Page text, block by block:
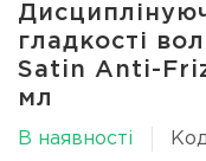
гладкості
Satin Anti-
мл
В наявності